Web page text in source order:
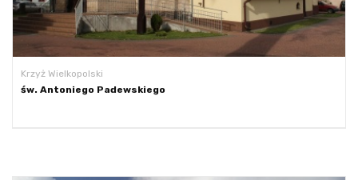
Krzyż Wielkopolski
św. Antoniego Padewskiego